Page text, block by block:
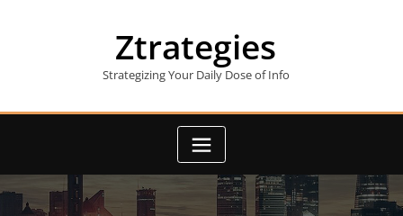
Ztrategies
Strategizing Your Daily Dose of Info